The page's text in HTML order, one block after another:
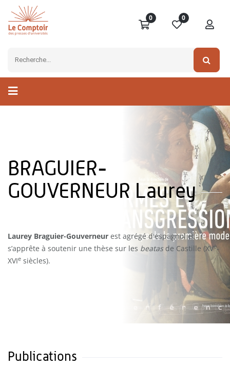
0 0
BRAGUIER-
GOUVERNEUR Laurey
Laurey Braguier-Gouverneur est agrégé d'espagnol et
s’apprête à soutenir une thèse sur les beatasde Castille (XVe-
XVIe siècles).
Publications